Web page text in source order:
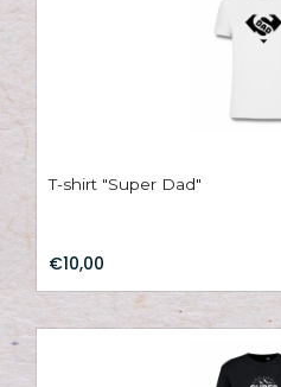
T-shirt "Super Dad"
€10,00